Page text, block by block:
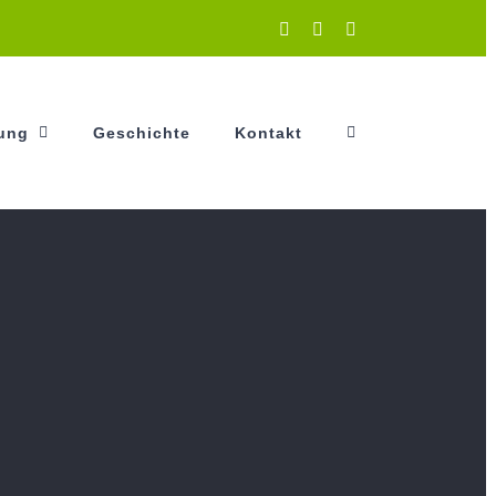
InstagramFacebook
Geschichte Kontakt